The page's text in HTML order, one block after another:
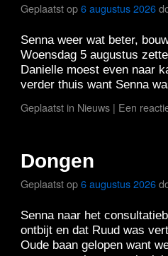
Geplaatst op6 augustus 2026
Senna weer wat beter,
Woensdag 5 augustus
Danielle moest even naar
verder thuis want Senna
Geplaatst in Nieuws | Een
Dongen
Geplaatst op6 augustus 2026
Senna naar het
ontbijt en dat Ruud was
Oude baan gelopen want